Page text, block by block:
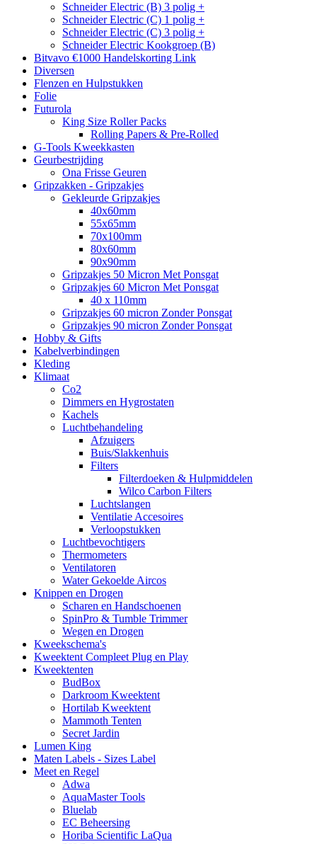
Schneider Electric (B) 3 polig +
Schneider Electric (C) 1 polig +
Schneider Electric (C) 3 polig +
Schneider Electric Kookgroep (B)
Bitvavo €1000 Handelskorting Link
Diversen
Flenzen en Hulpstukken
Folie
Futurola
King Size Roller Packs
Rolling Papers & Pre-Rolled
G-Tools Kweekkasten
Geurbestrijding
Ona Frisse Geuren
Gripzakken - Gripzakjes
Gekleurde Gripzakjes
40x60mm
55x65mm
70x100mm
80x60mm
90x90mm
Gripzakjes 50 Micron Met Ponsgat
Gripzakjes 60 Micron Met Ponsgat
40 x 110mm
Gripzakjes 60 micron Zonder Ponsgat
Gripzakjes 90 micron Zonder Ponsgat
Hobby & Gifts
Kabelverbindingen
Kleding
Klimaat
Co2
Dimmers en Hygrostaten
Kachels
Luchtbehandeling
Afzuigers
Buis/Slakkenhuis
Filters
Filterdoeken & Hulpmiddelen
Wilco Carbon Filters
Luchtslangen
Ventilatie Accesoires
Verloopstukken
Luchtbevochtigers
Thermometers
Ventilatoren
Water Gekoelde Aircos
Knippen en Drogen
Scharen en Handschoenen
SpinPro & Tumble Trimmer
Wegen en Drogen
Kweekschema's
Kweektent Compleet Plug en Play
Kweektenten
BudBox
Darkroom Kweektent
Hortilab Kweektent
Mammoth Tenten
Secret Jardin
Lumen King
Maten Labels - Sizes Label
Meet en Regel
Adwa
AquaMaster Tools
Bluelab
EC Beheersing
Horiba Scientific LaQua